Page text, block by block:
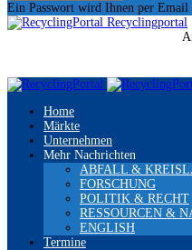
Ein Passwort wird Ihnen per Email
Recyclingportal
Home
Märkte
Unternehmen
Mehr Nachrichten
ABFALL &
FORSCHUNG
POLITIK & RECHT
RESSOURCEN &
ENGLISH
Termine